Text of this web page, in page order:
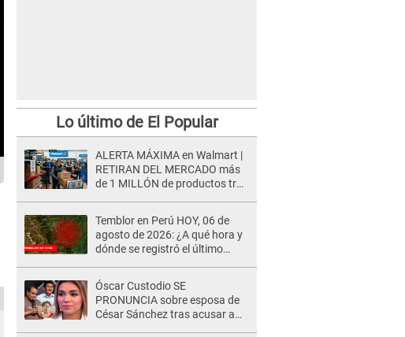
Lo último de El Popular
ALERTA MÁXIMA en Walmart |
RETIRAN DEL MERCADO más
de 1 MILLÓN de productos tras
Temblor en Perú HOY, 06 de
agosto de 2026: ¿A qué hora y
dónde se registró el último
Óscar Custodio SE
PRONUNCIA sobre esposa de
César Sánchez tras acusar a